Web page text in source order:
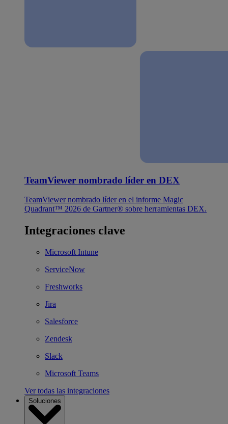
TeamViewer nombrado líder en DEX
TeamViewer nombrado líder en el informe Magic
Quadrant™ 2026 de Gartner® sobre herramientas DEX.
Integraciones clave
Microsoft Intune
ServiceNow
Freshworks
Jira
Salesforce
Zendesk
Slack
Microsoft Teams
Ver todas las integraciones
Soluciones